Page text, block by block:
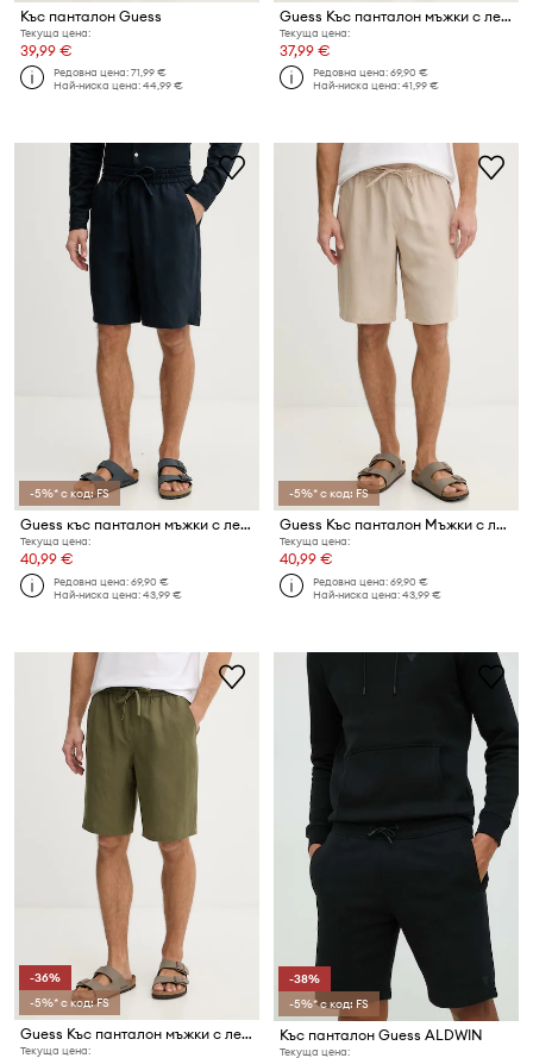
Къс панталон Guess
Текуща цена:
39,99 €
Редовна цена:71,99 €
Най-ниска цена:44,99 €
Guess Къс панталон мъжки с лен
Текуща цена:
37,99 €
Редовна цена:69,90 €
Най-ниска цена:41,99 €
-5%* с код: FS
Guess къс панталон мъжки с лен
Текуща цена:
40,99 €
Редовна цена:69,90 €
Най-ниска цена:43,99 €
-5%* с код: FS
Guess Къс панталон Мъжки с лен
Текуща цена:
40,99 €
Редовна цена:69,90 €
Най-ниска цена:43,99 €
-36%
-5%* с код: FS
Guess Къс панталон мъжки с лен
Текуща цена:
-38%
-5%* с код: FS
Къс панталон Guess ALDWIN
Текуща цена: